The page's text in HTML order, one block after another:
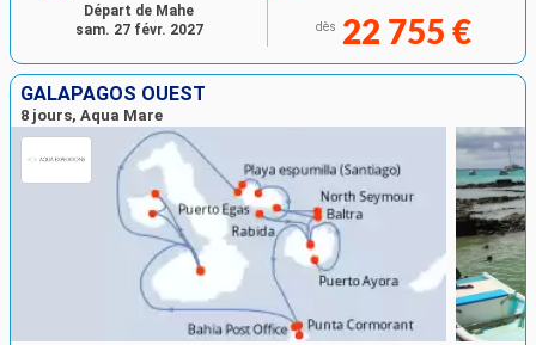
dès 22 755 €
Départ de Mahe
sam. 27 févr. 2027
GALAPAGOS OUEST
8 jours, Aqua Mare